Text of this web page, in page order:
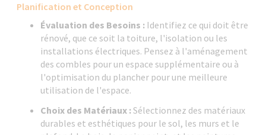
Planification et Conception
Évaluation des Besoins : Identifiez ce qui doit être
rénové, que ce soit la toiture, l'isolation ou les
installations électriques. Pensez à l'aménagement
des combles pour un espace supplémentaire ou à
l'optimisation du plancher pour une meilleure
utilisation de l'espace.
Choix des Matériaux :Sélectionnez des matériaux
durables et esthétiques pour le sol, les murs et le